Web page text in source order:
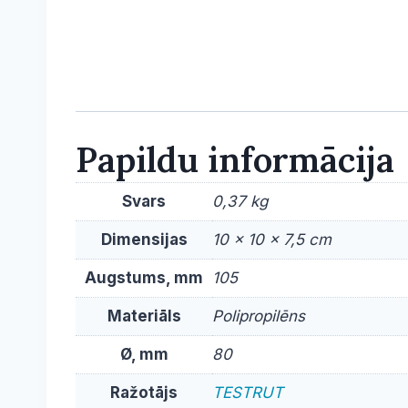
Papildu informācija
Svars 0,37 kg
Dimensijas 10 × 10 × 7,5 cm
Augstums, mm 105
Materiāls Polipropilēns
Ø, mm 80
Ražotājs TESTRUT